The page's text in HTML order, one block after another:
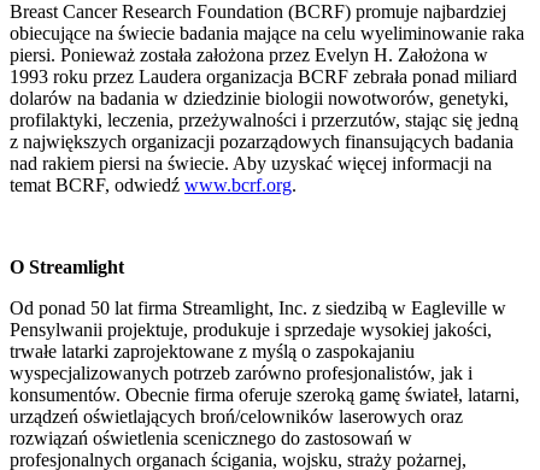
Breast Cancer Research Foundation (BCRF) promuje najbardziej
obiecujące na świecie badania mające na celu wyeliminowanie raka
piersi. Ponieważ została założona przez Evelyn H. Założona w
1993 roku przez Laudera organizacja BCRF zebrała ponad miliard
dolarów na badania w dziedzinie biologii nowotworów, genetyki,
profilaktyki, leczenia, przeżywalności i przerzutów, stając się jedną
z największych organizacji pozarządowych finansujących badania
nad rakiem piersi na świecie. Aby uzyskać więcej informacji na
temat BCRF, odwiedź www.bcrf.org.
O Streamlight
Od ponad 50 lat firma Streamlight, Inc. z siedzibą w Eagleville w
Pensylwanii projektuje, produkuje i sprzedaje wysokiej jakości,
trwałe latarki zaprojektowane z myślą o zaspokajaniu
wyspecjalizowanych potrzeb zarówno profesjonalistów, jak i
konsumentów. Obecnie firma oferuje szeroką gamę świateł, latarni,
urządzeń oświetlających broń/celowników laserowych oraz
rozwiązań oświetlenia scenicznego do zastosowań w
profesjonalnych organach ścigania, wojsku, straży pożarnej,